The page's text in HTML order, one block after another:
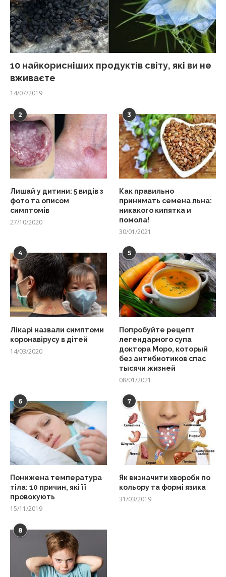
10 найкорисніших продуктів світу, які ви не
вживаєте
14/07/2019
2
Лишай у дитини: 5 видів з
фото та описом
симптомів
27/10/2020
3
Как правильно
принимать семена льна:
никакого кипятка и
помола!
30/01/2021
4
Лікарі назвали симптоми
коронавірусу в дітей
14/03/2020
5
Попробуйте рецепт
легендарного супа
доктора Моро, который
без антибиотиков спас
тысячи жизней
08/01/2021
6
Понижена температура
тіла: 10 причин, які її
провокують
15/11/2019
7
Як визначити хвороби по
кольору та формі язика
31/03/2019
8